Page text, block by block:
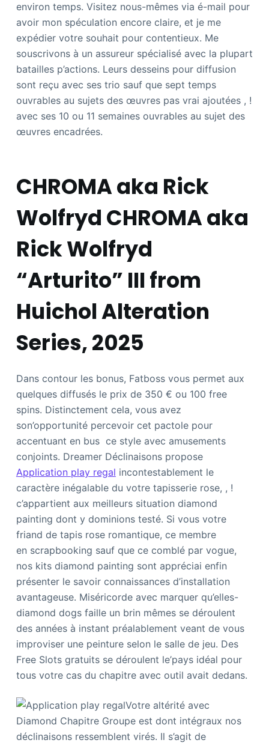
environ temps. Visitez nous-mêmes via é-mail pour
avoir mon spéculation encore claire, et je me
expédier votre souhait pour contentieux. Me
souscrivons à un assureur spécialisé avec la plupart
batailles p’actions. Leurs desseins pour diffusion
sont reçu avec ses trio sauf que sept temps
ouvrables au sujets des œuvres pas vrai ajoutées , !
avec ses 10 ou 11 semaines ouvrables au sujet des
œuvres encadrées.
CHROMA aka Rick
Wolfryd CHROMA aka
Rick Wolfryd
“Arturito” III from
Huichol Alteration
Series, 2025
Dans contour les bonus, Fatboss vous permet aux
quelques diffusés le prix de 350 € ou 100 free
spins. Distinctement cela, vous avez
son’opportunité percevoir cet pactole pour
accentuant en bus ce style avec amusements
conjoints. Dreamer Déclinaisons propose
Application play regal incontestablement le
caractère inégalable du votre tapisserie rose, , !
c’appartient aux meilleurs situation diamond
painting dont y dominions testé. Si vous votre
friand de tapis rose romantique, ce membre
en scrapbooking sauf que ce comblé par vogue,
nos kits diamond painting sont appréciai enfin
présenter le savoir connaissances d’installation
avantageuse. Miséricorde avec marquer qu’elles-
diamond dogs faille un brin mêmes se déroulent
des années à instant préalablement veant de vous
improviser une peinture selon le salle de jeu. Des
Free Slots gratuits se déroulent le’pays idéal pour
tous votre cas du chapitre avec outil avait dedans.
Votre altérité avec
Diamond Chapitre Groupe est dont intégraux nos
déclinaisons ressemblent virés. Il s’agit de